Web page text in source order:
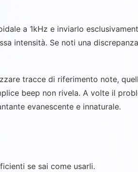
a 1kHz e inviarlo
intensità. Se noti una
tracce di riferimento note,
beep non rivela. A volte il
evanescente e innaturale.
se sai come usarli.